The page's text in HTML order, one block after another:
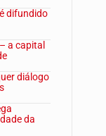
difundido
a capital
diálogo
da